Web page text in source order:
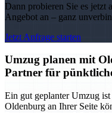
Dann probieren Sie es jetzt
Angebot an – ganz
Jetzt Anfrage starten
Umzug planen mit
Partner für
Ein gut geplanter Umzug
Oldenburg an Ihrer Seite